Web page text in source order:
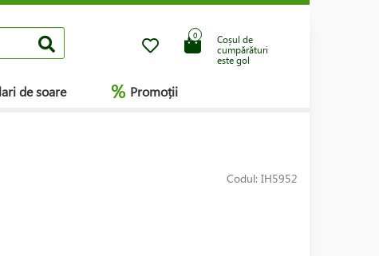
Coșul de
cumpărături
este gol
0
de soare % Promoții
Codul: IH5952